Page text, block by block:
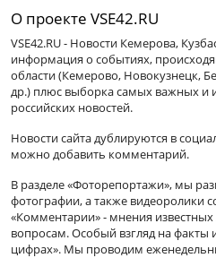
О проекте VSE42.RU
VSE42.RU - Новости Кемерова,
информация о событиях,
области (Кемерово, Новокузнецк,
др.) плюс выборка самых важных и
российских новостей.
Новости сайта дублируются в
можно добавить комментарий.
В разделе «Фоторепортажи», мы
фотографии, а также видеоролики
«Комментарии» - мнения
вопросам. Особый взгляд на факты
цифрах». Мы проводим